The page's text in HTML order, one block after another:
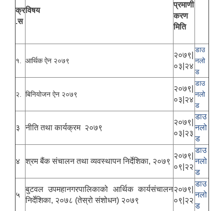
क्र
.स
विषय
प्रमाणी
करण
मिति
१. आर्थिक ऐन २०७९
२०७९|
०३|२४
डाउ
नलो
ड
२. बिनियोजन ऐन २०७९
२०७९|
०३|२४
डाउ
नलो
ड
३ नीति तथा कार्यक्रम २०७९
२०७९|
०३|२३
डाउ
नलो
ड
४ श्रम बैंक संचालन तथा व्यवस्थापन निर्देशिका, २०७९
२०७९|
०९|२२
डाउ
नलो
ड
५
बुटवल उपमहानगरपालिकाको आर्थिक कार्यसंचालन
निर्देशिका, २०७८ (तेस्रो संशोधन) २०७९
२०७९|
०९|२२
डाउ
नलो
ड